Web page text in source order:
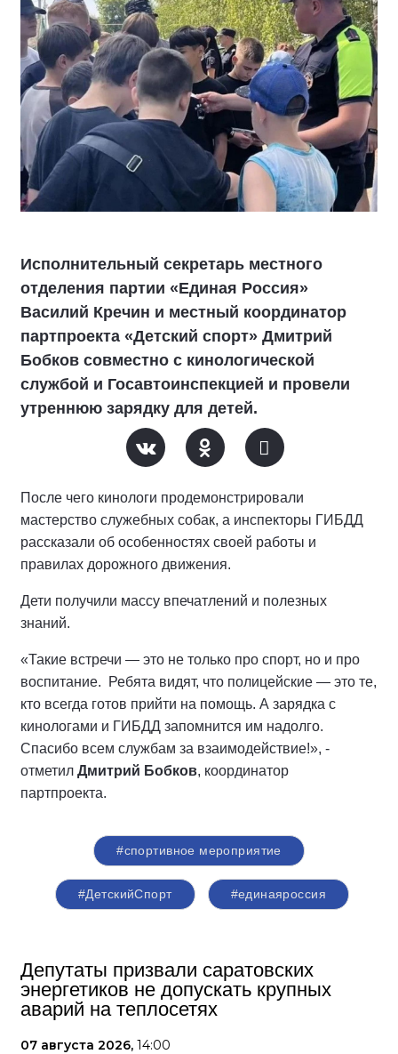
Исполнительный секретарь местного
отделения партии «Единая Россия»
Василий Кречин и местный координатор
партпроекта «Детский спорт» Дмитрий
Бобков совместно с кинологической
службой и Госавтоинспекцией и провели
утреннюю зарядку для детей.
После чего кинологи продемонстрировали
мастерство служебных собак, а инспекторы ГИБДД
рассказали об особенностях своей работы и
правилах дорожного движения.
Дети получили массу впечатлений и полезных
знаний.
«Такие встречи — это не только про спорт, но и про
воспитание. Ребята видят, что полицейские — это те,
кто всегда готов прийти на помощь. А зарядка с
кинологами и ГИБДД запомнится им надолго.
Спасибо всем службам за взаимодействие!», -
отметил Дмитрий Бобков, координатор
партпроекта.
#спортивное мероприятие
#ДетскийСпорт #единаяроссия
Депутаты призвали саратовских
энергетиков не допускать крупных
аварий на теплосетях
07 августа 2026, 14:00